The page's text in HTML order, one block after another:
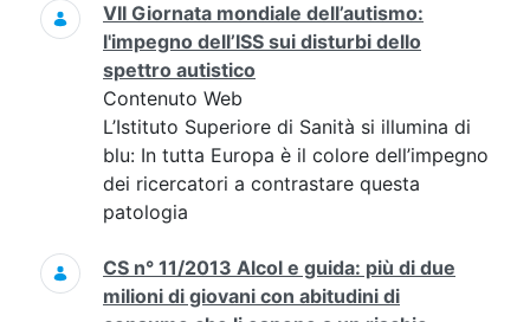
VII Giornata mondiale dell’autismo:
l'impegno dell’ISS sui disturbi dello
spettro autistico
Contenuto Web
L’Istituto Superiore di Sanità si illumina di
blu: In tutta Europa è il colore dell’impegno
dei ricercatori a contrastare questa
patologia
CS n° 11/2013 Alcol e guida: più di due
milioni di giovani con abitudini di